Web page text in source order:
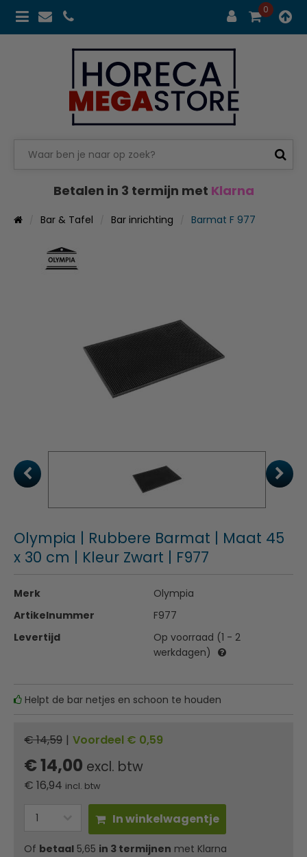
0
Betalen in 3 termijn met Klarna
Bar & Tafel Bar inrichting Barmat F 977
Olympia | Rubbere Barmat | Maat 45
x 30 cm | Kleur Zwart | F977
Merk
Olympia
Artikelnummer
F977
Levertijd
Op voorraad (1 - 2
werkdagen)
Helpt de bar netjes en schoon te houden
€ 14,59 | Voordeel € 0,59
€ 14,00 excl. btw
€ 16,94 incl. btw
In winkelwagentje
Of betaal 5,65 in 3 termijnen met Klarna